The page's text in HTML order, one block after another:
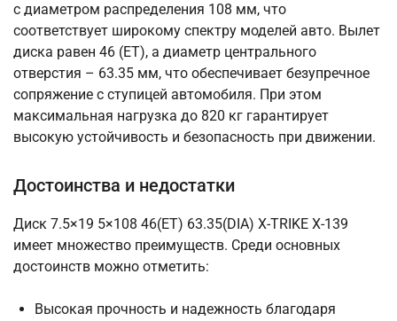
с диаметром распределения 108 мм, что
соответствует широкому спектру моделей авто. Вылет
диска равен 46 (ET), а диаметр центрального
отверстия – 63.35 мм, что обеспечивает безупречное
сопряжение с ступицей автомобиля. При этом
максимальная нагрузка до 820 кг гарантирует
высокую устойчивость и безопасность при движении.
Достоинства и недостатки
Диск 7.5×19 5×108 46(ET) 63.35(DIA) X-TRIKE X-139
имеет множество преимуществ. Среди основных
достоинств можно отметить:
Высокая прочность и надежность благодаря